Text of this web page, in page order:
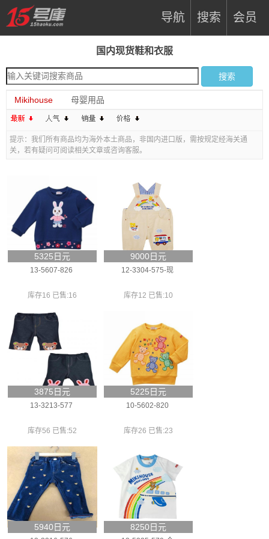
导航 搜索 会员
国内现货鞋和衣服
Mikihouse 母婴用品
提示：我们所有商品均为海外本土商品，非国内进口版，需按规定经海关通
关，若有疑问可阅读相关文章或咨询客服。
5325日元
13-5607-826
库存16 已售:16
9000日元
12-3304-575-现
库存12 已售:10
3875日元
13-3213-577
库存56 已售:52
5225日元
10-5602-820
库存26 已售:23
5940日元 8250日元